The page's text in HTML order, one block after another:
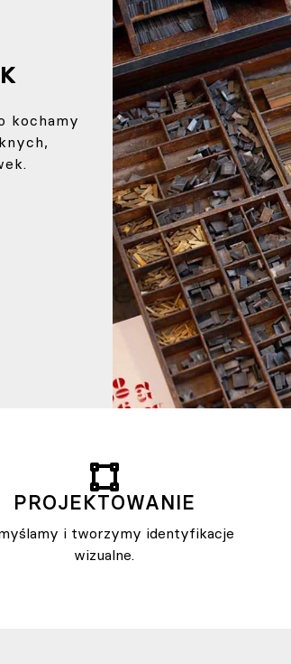
kochamy
PROJEKTOWANIE
i tworzymy identyfikacje
wizualne.